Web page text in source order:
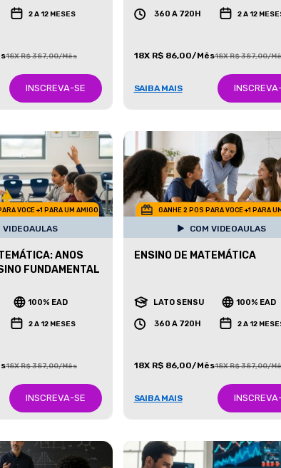
2 A 12 MESES
18X R$ 387,00/Mês
INSCREVA-SE
360 A 720H 2 A 12
18X R$ 86,00/Mês18X R$ 387,00/
SAIBA MAIS
VOCE +1 PARA UM AMIGO
VIDEOAULAS
ANOS
FUNDAMENTAL
100% EAD
2 A 12 MESES
18X R$ 387,00/Mês
INSCREVA-SE
GANHE 2 POS PARA VOCE +1 PARA
COM VIDEOAULAS
ENSINO DE MATEMÁTICA
LATO SENSU 100% EAD
360 A 720H 2 A 12
18X R$ 86,00/Mês18X R$ 387,00/
SAIBA MAIS